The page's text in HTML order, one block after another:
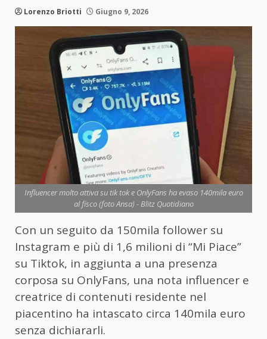
Lorenzo Briotti Giugno 9, 2026
Influencer molto attiva su tik tok e OnlyFans ha evaso 140mila euro
al fisco (foto Ansa) - Blitz Quotidiano
Con un seguito da 150mila follower su
Instagram e più di 1,6 milioni di “Mi Piace”
su Tiktok, in aggiunta a una presenza
corposa su OnlyFans, una nota influencer e
creatrice di contenuti residente nel
piacentino ha intascato circa 140mila euro
senza dichiararli.